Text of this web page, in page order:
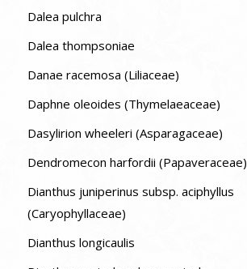
Dalea pulchra
Dalea thompsoniae
Danae racemosa (Liliaceae)
Daphne oleoides (Thymelaeaceae)
Dasylirion wheeleri (Asparagaceae)
Dendromecon harfordii (Papaveraceae)
Dianthus juniperinus subsp. aciphyllus
(Caryophyllaceae)
Dianthus longicaulis